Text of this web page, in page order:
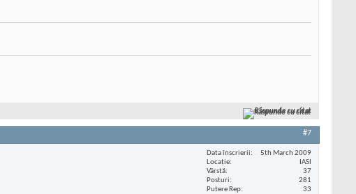
Răspunde cu citat
#7
Data înscrierii
5th March 2009
Locaţie
IASI
Vârstă
37
Posturi
281
Putere Rep
33